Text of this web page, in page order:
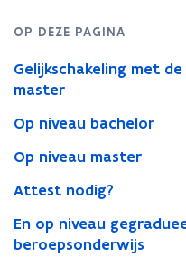
onderwijs
OP DEZE PAGINA
Gelijkschakeling met
master
Op niveau bachelor
Op niveau master
Attest nodig?
En op niveau
beroepsonderwijs